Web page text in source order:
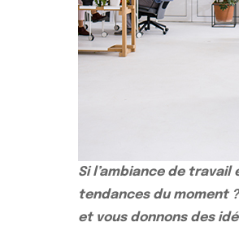
Si l’ambiance de
tendances du moment
et vous donnons des